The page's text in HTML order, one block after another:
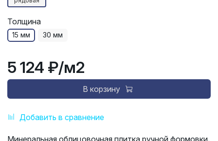
Добавить в сравнение
Толщина
15 мм 30 мм
5 124 ₽/м2
В корзину
Минеральная облицовочная плитка ручной формовки.